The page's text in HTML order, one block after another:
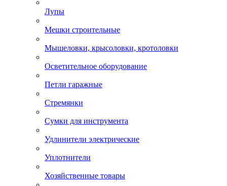
Лупы
Мешки строительные
Мышеловки, крысоловки, кротоловки
Осветительное оборудование
Петли гаражные
Стремянки
Сумки для инструмента
Удлинители электрические
Уплотнители
Хозяйственные товары